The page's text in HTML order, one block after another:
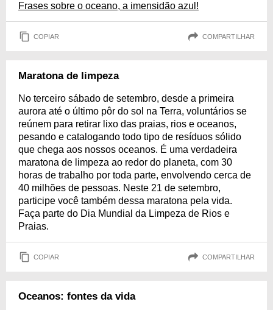
Frases sobre o oceano, a imensidão azul!
COPIAR COMPARTILHAR
Maratona de limpeza
No terceiro sábado de setembro, desde a primeira
aurora até o último pôr do sol na Terra, voluntários se
reúnem para retirar lixo das praias, rios e oceanos,
pesando e catalogando todo tipo de resíduos sólido
que chega aos nossos oceanos. É uma verdadeira
maratona de limpeza ao redor do planeta, com 30
horas de trabalho por toda parte, envolvendo cerca de
40 milhões de pessoas. Neste 21 de setembro,
participe você também dessa maratona pela vida.
Faça parte do Dia Mundial da Limpeza de Rios e
Praias.
COPIAR COMPARTILHAR
Oceanos: fontes da vida